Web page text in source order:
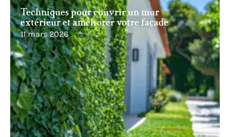
Techniques pour couvrir un mur
extérieur et améliorer votre façade
11 mars 2026